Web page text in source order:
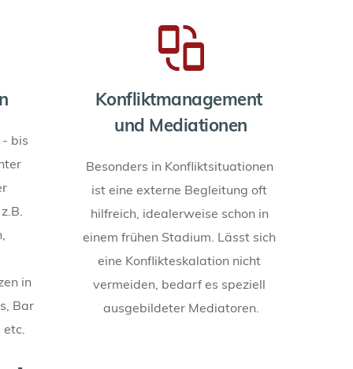
bis
in
Bar
etc.
Konfliktmanagement
und Mediationen
Besonders in Konfliktsituationen
ist eine externe Begleitung oft
hilfreich, idealerweise schon in
einem frühen Stadium. Lässt sich
eine Konflikteskalation nicht
vermeiden, bedarf es speziell
ausgebildeter Mediatoren.